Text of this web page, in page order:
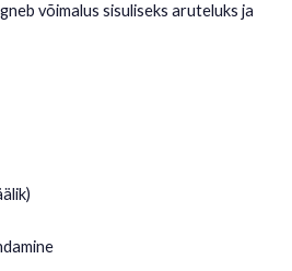
võimalus sisuliseks aruteluks ja